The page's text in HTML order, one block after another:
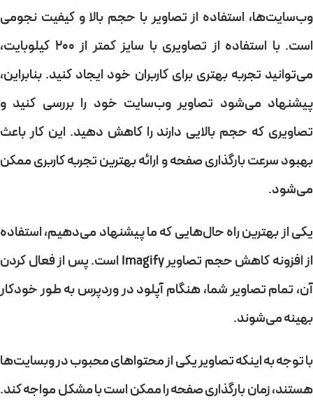
وب‌سایت‌ها، استفاده از تصاویر با حجم بالا و کیفیت نجومی
است. با استفاده از تصاویری با سایز کمتر از 200 کیلوبایت،
می‌توانید تجربه بهتری برای کاربران خود ایجاد کنید. بنابراین،
پیشنهاد می‌شود تصاویر وب‌سایت خود را بررسی کنید و
تصاویری که حجم بالایی دارند را کاهش دهید. این کار باعث
بهبود سرعت بارگذاری صفحه و ارائه بهترین تجربه کاربری ممکن
می‌شود.
یکی از بهترین راه حال‌هایی که ما پیشنهاد می‌دهیم، استفاده
از افزونه کاهش حجم تصاویر Imagify است. پس از فعال کردن
آن، تمام تصاویر شما، هنگام آپلود در وردپرس به طور خودکار
بهینه می‌شوند.
با توجه به اینکه تصاویر یکی از محتواهای محبوب در وبسایت‌ها
هستند، زمان بارگذاری صفحه را ممکن است با مشکل مواجه کند.